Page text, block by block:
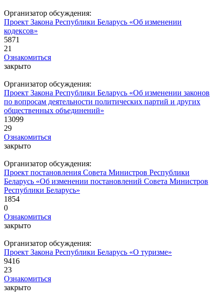
Организатор обсуждения:
Проект Закона Республики Беларусь «Об изменении
кодексов»
5871
21
Ознакомиться
закрыто
Организатор обсуждения:
Проект Закона Республики Беларусь «Об изменении законов
по вопросам деятельности политических партий и других
общественных объединений»
13099
29
Ознакомиться
закрыто
Организатор обсуждения:
Проект постановления Совета Министров Республики
Беларусь «Об изменении постановлений Совета Министров
Республики Беларусь»
1854
0
Ознакомиться
закрыто
Организатор обсуждения:
Проект Закона Республики Беларусь «О туризме»
9416
23
Ознакомиться
закрыто